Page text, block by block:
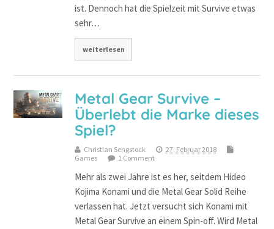
ist. Dennoch hat die Spielzeit mit Survive etwas
sehr…
weiterlesen
Metal Gear Survive –
Überlebt die Marke dieses
Spiel?
Christian Sengstock
27. Februar 2018
Games
1 Comment
Mehr als zwei Jahre ist es her, seitdem Hideo
Kojima Konami und die Metal Gear Solid Reihe
verlassen hat. Jetzt versucht sich Konami mit
Metal Gear Survive an einem Spin-off. Wird Metal